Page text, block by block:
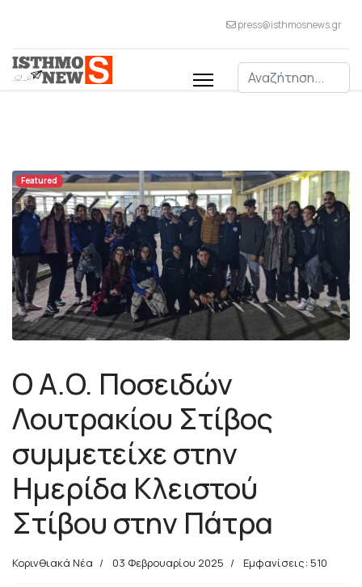
press@isthmosnews.gr
Αναζήτηση
Featured
Ο A.O. Ποσειδών
Λουτρακίου Στίβος
συμμετείχε στην
Ημερίδα Κλειστού
Στίβου στην Πάτρα
Κορινθιακά Νέα 03 Φεβρουαρίου 2025 Εμφανίσεις: 510